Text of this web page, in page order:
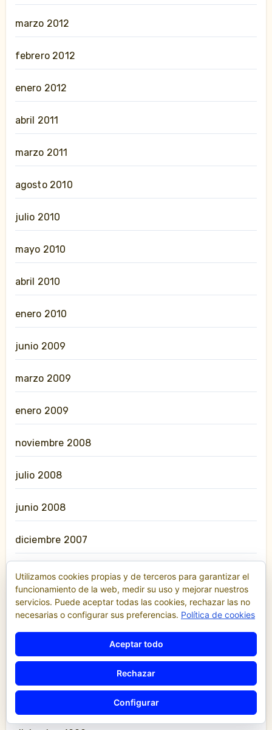
marzo 2012
febrero 2012
enero 2012
abril 2011
marzo 2011
agosto 2010
julio 2010
mayo 2010
abril 2010
enero 2010
junio 2009
marzo 2009
enero 2009
noviembre 2008
julio 2008
junio 2008
diciembre 2007
diciembre 2006
julio 2005
julio 2003
Utilizamos cookies propias y de terceros para garantizar el
funcionamiento de la web, medir su uso y mejorar nuestros
servicios. Puede aceptar todas las cookies, rechazar las no
necesarias o configurar sus preferencias. Política de cookies
Aceptar todo
Rechazar
Configurar